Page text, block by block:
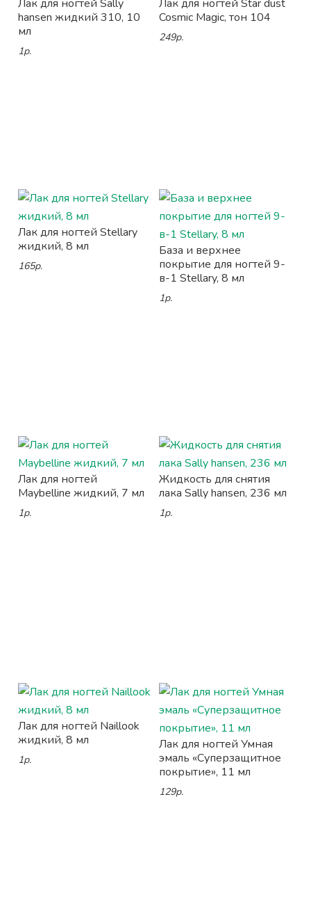
Лак для ногтей Sally
hansen жидкий 310, 10
мл
1р.
Лак для ногтей Star dust
Cosmic Magic, тон 104
249р.
Лак для ногтей Stellary
жидкий, 8 мл
165р.
База и верхнее
покрытие для ногтей 9-
в-1 Stellary, 8 мл
1р.
Лак для ногтей
Maybelline жидкий, 7 мл
1р.
Жидкость для снятия
лака Sally hansen, 236 мл
1р.
Лак для ногтей Naillook
жидкий, 8 мл
1р.
Лак для ногтей Умная
эмаль «Суперзащитное
покрытие», 11 мл
129р.